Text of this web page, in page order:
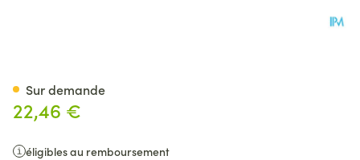
22,46 €
éligibles au remboursement
Sur demande